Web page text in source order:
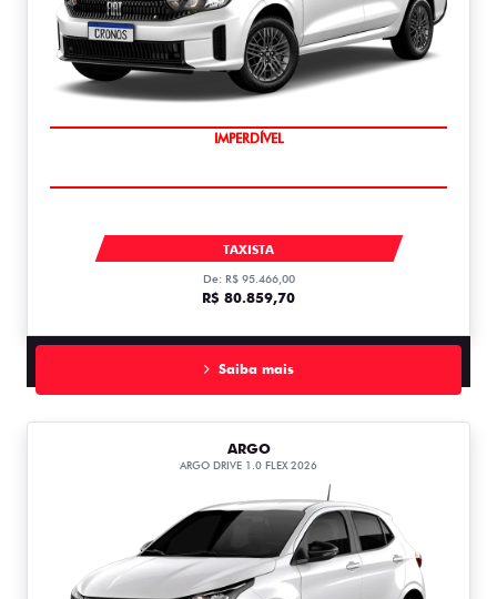
IMPERDÍVEL
TAXISTA
De: R$ 95.466,00
R$ 80.859,70
Saiba mais
ARGO
ARGO DRIVE 1.0 FLEX 2026